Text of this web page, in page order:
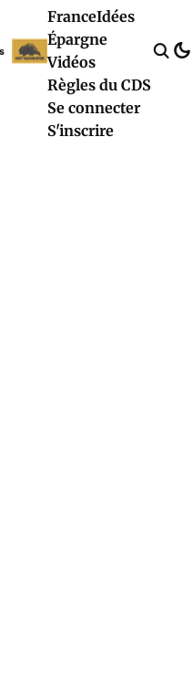
FranceIdées
Épargne
Vidéos
Règles du CDS
Se connecter
S'inscrire